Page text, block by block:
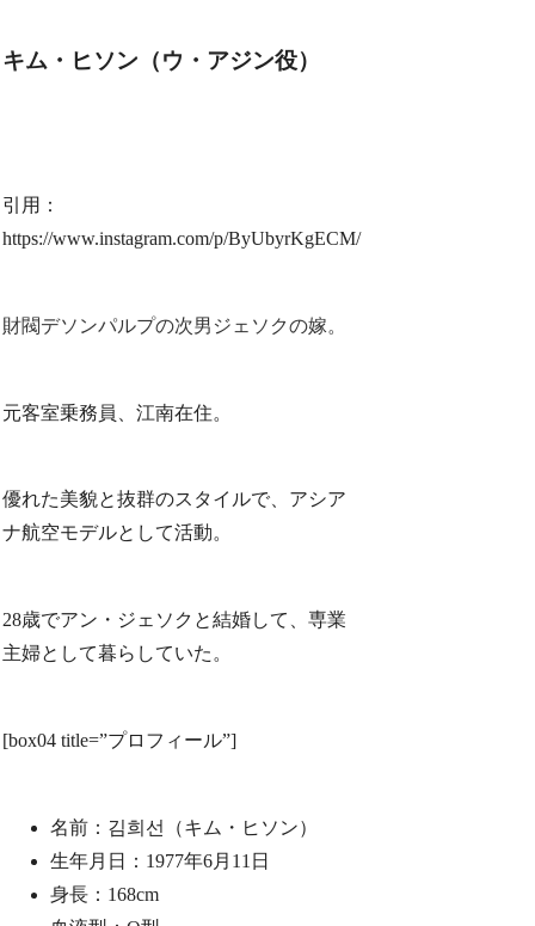
キム・ヒソン（ウ・アジン役）
引用：
https://www.instagram.com/p/ByUbyrKgECM/
財閥デソンパルプの次男ジェソクの嫁。
元客室乗務員、江南在住。
優れた美貌と抜群のスタイルで、アシア
ナ航空モデルとして活動。
28歳でアン・ジェソクと結婚して、専業
主婦として暮らしていた。
[box04 title=”プロフィール”]
名前：김희선（キム・ヒソン）
生年月日：1977年6月11日
身長：168cm